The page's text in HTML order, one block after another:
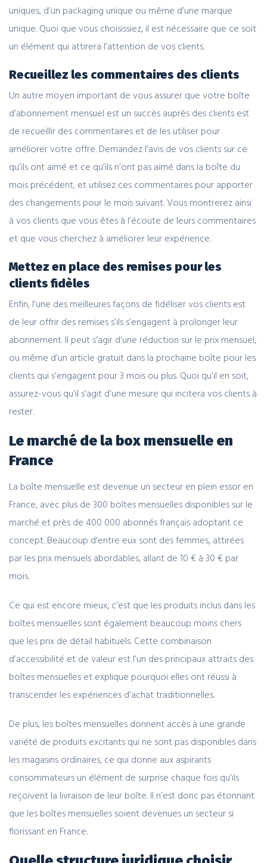
uniques, d’un packaging unique ou même d’une marque
unique. Quoi que vous choisissiez, il est nécessaire que ce soit
un élément qui attirera l’attention de vos clients.
Recueillez les commentaires des clients
Un autre moyen important de vous assurer que votre boîte
d’abonnement mensuel est un succès auprès des clients est
de recueillir des commentaires et de les utiliser pour
améliorer votre offre. Demandez l’avis de vos clients sur ce
qu’ils ont aimé et ce qu’ils n’ont pas aimé dans la boîte du
mois précédent, et utilisez ces commentaires pour apporter
des changements pour le mois suivant. Vous montrerez ainsi
à vos clients que vous êtes à l’écoute de leurs commentaires
et que vous cherchez à améliorer leur expérience.
Mettez en place des remises pour les
clients fidèles
Enfin, l’une des meilleures façons de fidéliser vos clients est
de leur offrir des remises s’ils s’engagent à prolonger leur
abonnement. Il peut s’agir d’une réduction sur le prix mensuel,
ou même d’un article gratuit dans la prochaine boîte pour les
clients qui s’engagent pour 3 mois ou plus. Quoi qu’il en soit,
assurez-vous qu’il s’agit d’une mesure qui incitera vos clients à
rester.
Le marché de la box mensuelle en
France
La boîte mensuelle est devenue un secteur en plein essor en
France, avec plus de 300 boîtes mensuelles disponibles sur le
marché et près de 400 000 abonnés français adoptant ce
concept. Beaucoup d’entre eux sont des femmes, attirées
par les prix mensuels abordables, allant de 10 € à 30 € par
mois.
Ce qui est encore mieux, c’est que les produits inclus dans les
boîtes mensuelles sont également beaucoup moins chers
que les prix de détail habituels. Cette combinaison
d’accessibilité et de valeur est l’un des principaux attraits des
boîtes mensuelles et explique pourquoi elles ont réussi à
transcender les expériences d’achat traditionnelles.
De plus, les boîtes mensuelles donnent accès à une grande
variété de produits excitants qui ne sont pas disponibles dans
les magasins ordinaires, ce qui donne aux aspirants
consommateurs un élément de surprise chaque fois qu’ils
reçoivent la livraison de leur boîte. Il n’est donc pas étonnant
que les boîtes mensuelles soient devenues un secteur si
florissant en France.